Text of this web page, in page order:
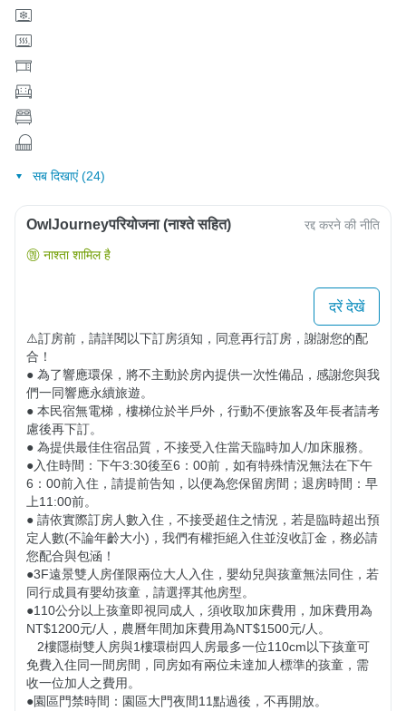
सब दिखाएं (24)
OwlJourneyपरियोजना (नाश्ते सहित) रद्द करने की नीति
नाश्ता शामिल है
दरें देखें
⚠️訂房前，請詳閱以下訂房須知，同意再行訂房，謝謝您的配
合！
● 為了響應環保，將不主動於房內提供一次性備品，感謝您與我
們一同響應永續旅遊。
● 本民宿無電梯，樓梯位於半戶外，行動不便旅客及年長者請考
慮後再下訂。
● 為提供最佳住宿品質，不接受入住當天臨時加人/加床服務。
●入住時間：下午3:30後至6：00前，如有特殊情況無法在下午
6：00前入住，請提前告知，以便為您保留房間；退房時間：早
上11:00前。
● 請依實際訂房人數入住，不接受超住之情況，若是臨時超出預
定人數(不論年齡大小)，我們有權拒絕入住並沒收訂金，務必請
您配合與包涵！
​​​​●​​​3F遠景雙人房僅限兩位大人入住，嬰幼兒與孩童無法同住，若
同行成員有嬰幼孩童，請選擇其他房型。
​​●​​​110公分以上孩童即視同成人，須收取加床費用，加床費用為
NT$1200元/人，農曆年間加床費用為NT$1500元/人。
免費入住同一間房間，同房如有兩位未達加人標準的孩童，需
收一位加人之費用。
●園區門禁時間：園區大門夜間11點過後，不再開放。